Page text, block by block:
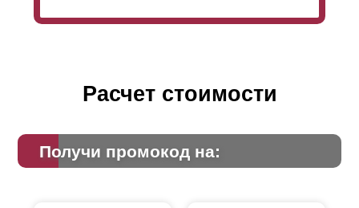
Расчет стоимости
Получи промокод на: